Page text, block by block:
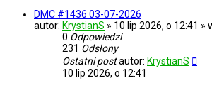
DMC #1436 03-07-2026
autor: KrystianS » 10 lip 2026, o 12:41 »
0 Odpowiedzi
231 Odsłony
Ostatni postautor: KrystianS
10 lip 2026, o 12:41